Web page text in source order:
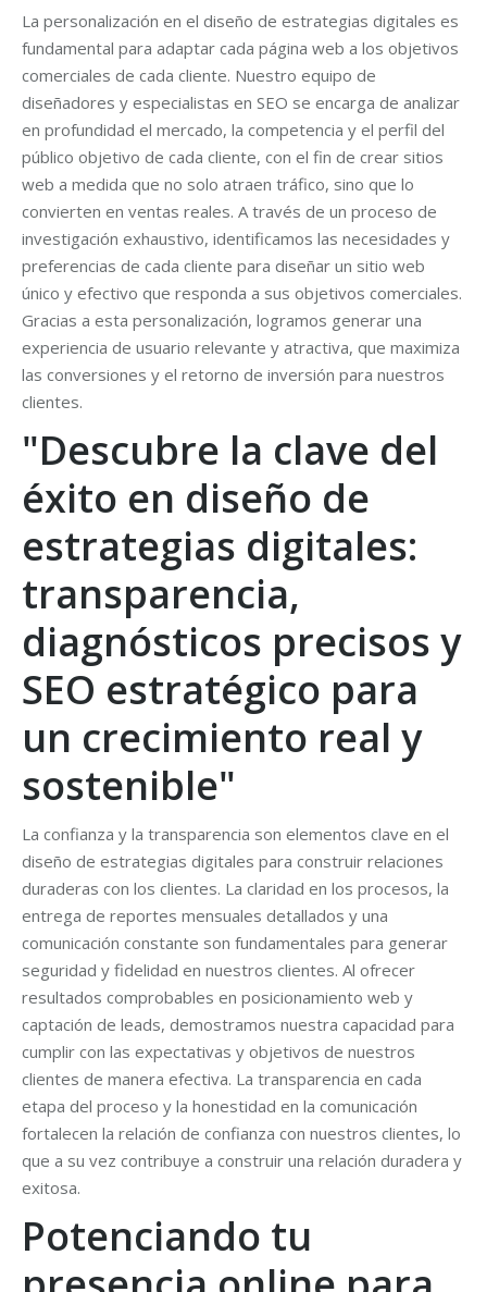
La personalización en el diseño de estrategias digitales es
fundamental para adaptar cada página web a los objetivos
comerciales de cada cliente. Nuestro equipo de
diseñadores y especialistas en SEO se encarga de analizar
en profundidad el mercado, la competencia y el perfil del
público objetivo de cada cliente, con el fin de crear sitios
web a medida que no solo atraen tráfico, sino que lo
convierten en ventas reales. A través de un proceso de
investigación exhaustivo, identificamos las necesidades y
preferencias de cada cliente para diseñar un sitio web
único y efectivo que responda a sus objetivos comerciales.
Gracias a esta personalización, logramos generar una
experiencia de usuario relevante y atractiva, que maximiza
las conversiones y el retorno de inversión para nuestros
clientes.
"Descubre la clave del
éxito en diseño de
estrategias digitales:
transparencia,
diagnósticos precisos y
SEO estratégico para
un crecimiento real y
sostenible"
La confianza y la transparencia son elementos clave en el
diseño de estrategias digitales para construir relaciones
duraderas con los clientes. La claridad en los procesos, la
entrega de reportes mensuales detallados y una
comunicación constante son fundamentales para generar
seguridad y fidelidad en nuestros clientes. Al ofrecer
resultados comprobables en posicionamiento web y
captación de leads, demostramos nuestra capacidad para
cumplir con las expectativas y objetivos de nuestros
clientes de manera efectiva. La transparencia en cada
etapa del proceso y la honestidad en la comunicación
fortalecen la relación de confianza con nuestros clientes, lo
que a su vez contribuye a construir una relación duradera y
exitosa.
Potenciando tu